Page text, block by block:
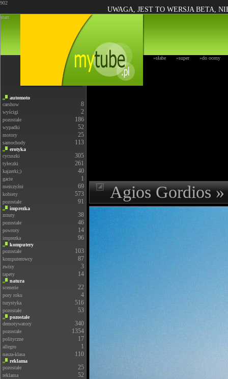
902
UWAGA, JEST TO WERSJA BETA,
start
»słabe »super »do oceny
automoto
carshow
8
wyścigi 2
pozostałe 186
wypadki 52
motory 25
samochody 113
erotyka
cycuszki
305
tyłeczki 261
kajzerki;) 40
gacie 1
meżczyźni 69
kobiety 573
pozostałe 91
imprezka
zrzuty
38
pozostałe 46
powroty 14
imprezka 96
komputery
pozostałe
103
komputerowcy 87
zwisy 3
tapety 14
natura
scenerie
22
pory roku 4
turystyka 516
pozostałe 53
pozostałe
demotywatory
340
pozostałe 1354
polityczne 17
allegro 1
nasza-klasa 110
reklama
pozostałe
25
reklama 52
Agios Gordios